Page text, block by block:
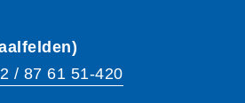
/ 87 61 51-420